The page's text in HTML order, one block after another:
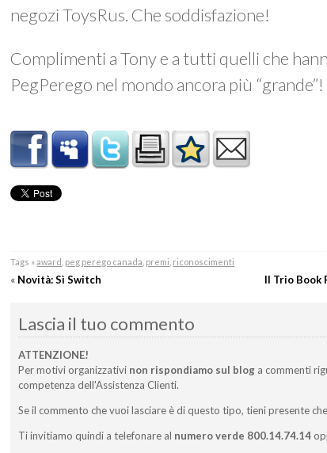
negozi ToysRus. Che soddisfazione!
Complimenti a Tony e a tutti quelli che
PegPerego nel mondo ancora più “grande”!
Tags »award peg perego canada premi riconoscimenti
« Novità: Sì Switch
Il Trio Book
Lascia il tuo commento
ATTENZIONE!
Per motivi organizzativi non rispondiamo sul blog a commenti
competenza dell'Assistenza Clienti.
Se il commento che vuoi lasciare è di questo tipo, tieni presente
Ti invitiamo quindi a telefonare al numero verde 800.14.74.14